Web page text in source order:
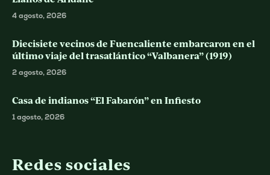
4 agosto, 2026
Diecisiete vecinos de Fuencaliente embarcaron en el
último viaje del trasatlántico “Valbanera” (1919)
2 agosto, 2026
Casa de indianos “El Fabarón” en Infiesto
1 agosto, 2026
Redes sociales